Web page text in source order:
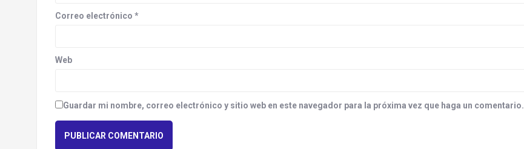
n
Correo electrónico *
Web
Guardar mi nombre, correo electrónico y sitio web en este navegador para la próxima vez que haga un comentario.